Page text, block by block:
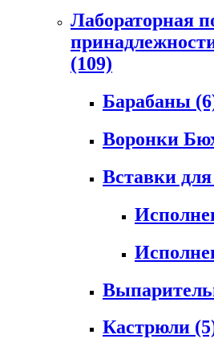
Лабораторная
(109)
Барабаны
Воронки
Вставки для
Кастрюли